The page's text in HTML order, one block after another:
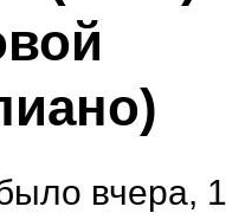
вчера,